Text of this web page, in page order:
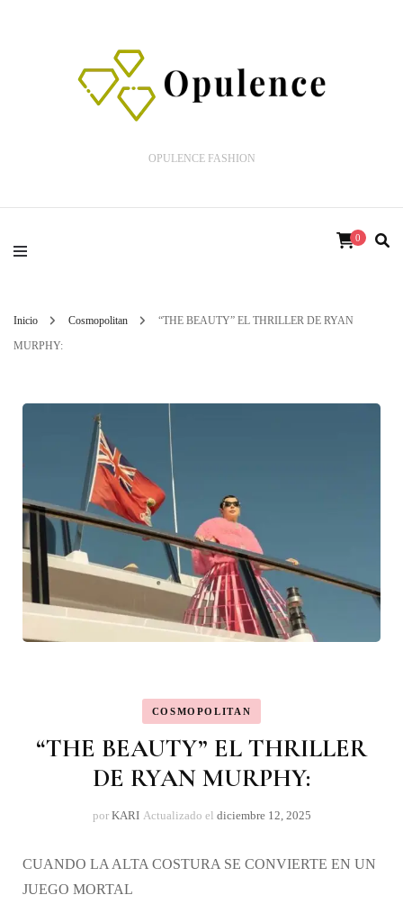
OPULENCE FASHION
0
Inicio Cosmopolitan
“THE BEAUTY” EL THRILLER DE RYAN
MURPHY:
COSMOPOLITAN
“THE BEAUTY” EL THRILLER
DE RYAN MURPHY:
por KARI Actualizado el diciembre 12, 2025
CUANDO LA ALTA COSTURA SE CONVIERTE EN UN
JUEGO MORTAL